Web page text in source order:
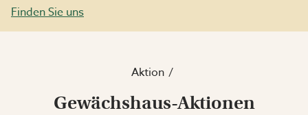
Finden Sie uns
Aktion
Gewächshaus-Aktionen